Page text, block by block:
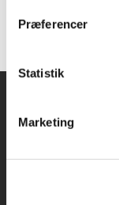
Præferencer
Statistik
Marketing
Vognmagergade 11